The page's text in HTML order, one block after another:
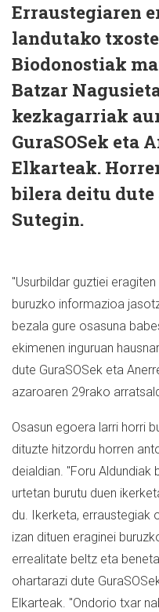
Erraustegiaren
landutako
Biodonostiak
Batzar
kezkagarriak
GuraSOSek eta
Elkarteak.
bilera deitu dute
Sutegin.
"Usurbildar guztiei
buruzko informazioa
bezala gure osasuna
ekimenen inguruan
dute GuraSOSek eta
azaroaren 29rako
Osasun egoera larri horri
dituzte hitzordu horren
deialdian. "Foru
urtetan burutu duen
du. Ikerketa, erraustegiak
izan dituen eraginei
errealitate beltz eta
ohartarazi dute
Elkarteak. "Ondorio txar